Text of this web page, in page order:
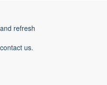
refresh
us.